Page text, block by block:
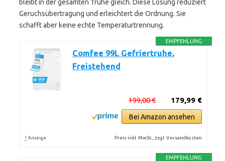
bleibt in der gesamten Truhe gleich. Diese Lösung reduziert
Geruchsübertragung und erleichtert die Ordnung. Sie
schafft aber keine echte Temperaturtrennung.
EMPFEHLUNG
Comfee 99L Gefriertruhe,
Freistehend
179,99 €
199,00 €
Bei Amazon ansehen
* Anzeige Preis inkl. MwSt., zzgl. Versandkosten
EMPFEHLUNG